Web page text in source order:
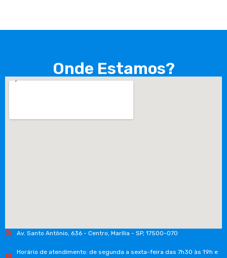
Onde Estamos?
Av. Santo Antônio, 636 - Centro, Marília - SP, 17500-070
Horário de atendimento: de segunda a sexta-feira das 7h30 às 19h e